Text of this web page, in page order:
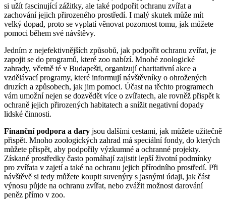
si užít fascinující zážitky, ale také podpořit ochranu zvířat a
zachování jejich přirozeného prostředí. I malý skutek může mít
velký dopad, proto se vyplatí věnovat pozornost tomu, jak můžete
pomoci během své návštěvy.
Jedním z nejefektivnějších způsobů, jak podpořit ochranu zvířat, je
zapojit se do programů, které zoo nabízí. Mnohé zoologické
zahrady, včetně té v Budapešti, organizují charitativní akce a
vzdělávací programy, které informují návštěvníky o ohrožených
druzích a způsobech, jak jim pomoci. Účast na těchto programech
vám umožní nejen se dozvědět více o zvířatech, ale rovněž přispět k
ochraně jejich přirozených habitatech a snížit negativní dopady
lidské činnosti.
Finanční podpora a dary jsou dalšími cestami, jak můžete užitečně
přispět. Mnoho zoologických zahrad má speciální fondy, do kterých
můžete přispět, aby podpořily výzkumné a ochranné projekty.
Získané prostředky často pomáhají zajistit lepší životní podmínky
pro zvířata v zajetí a také na ochranu jejich přírodního prostředí. Při
návštěvě si tedy můžete koupit suvenýry s jasnými údaji, jak část
výnosu půjde na ochranu zvířat, nebo zvážit možnost darování
peněz přímo v zoo.